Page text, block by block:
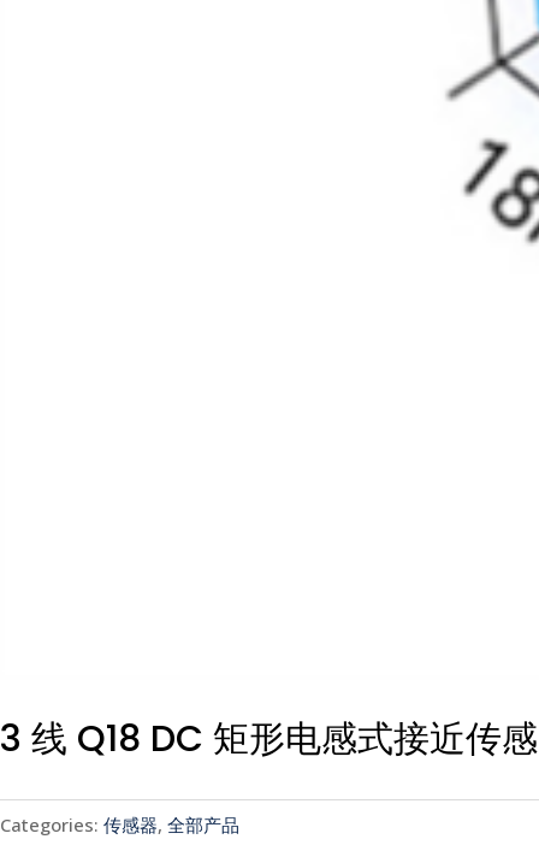
3 线 Q18 DC 矩形电感式接近传
Categories: 传感器, 全部产品